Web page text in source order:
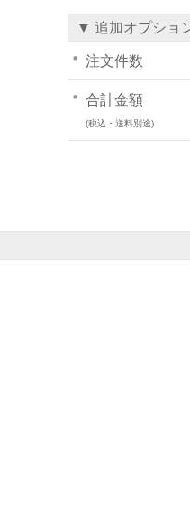
▼ 追加オプショ
注文件数
合計金額
(税込・送料別途)